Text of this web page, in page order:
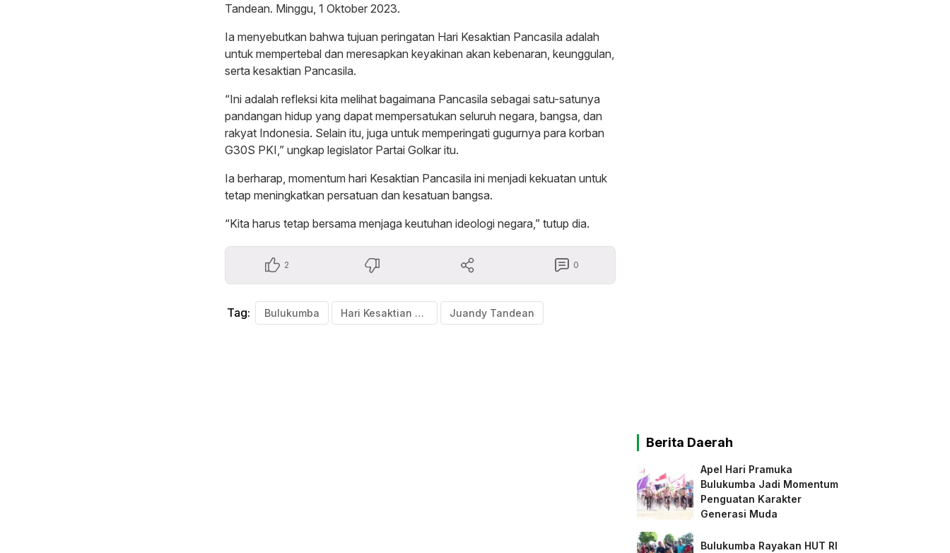
Tandean. Minggu, 1 Oktober 2023.
Ia menyebutkan bahwa tujuan peringatan Hari Kesaktian Pancasila adalah
untuk mempertebal dan meresapkan keyakinan akan kebenaran, keunggulan,
serta kesaktian Pancasila.
“Ini adalah refleksi kita melihat bagaimana Pancasila sebagai satu-satunya
pandangan hidup yang dapat mempersatukan seluruh negara, bangsa, dan
rakyat Indonesia. Selain itu, juga untuk memperingati gugurnya para korban
G30S PKI,” ungkap legislator Partai Golkar itu.
Ia berharap, momentum hari Kesaktian Pancasila ini menjadi kekuatan untuk
tetap meningkatkan persatuan dan kesatuan bangsa.
“Kita harus tetap bersama menjaga keutuhan ideologi negara,” tutup dia.
2 0
Tag: Bulukumba Hari Kesaktian Pancasila Juandy Tandean
Berita Daerah
Apel Hari Pramuka
Bulukumba Jadi Momentum
Penguatan Karakter
Generasi Muda
Bulukumba Rayakan HUT RI